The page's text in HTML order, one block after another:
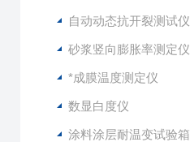
自动动态抗开裂测试仪
砂浆竖向膨胀率测定仪
*成膜温度测定仪
数显白度仪
涂料涂层耐温变试验箱